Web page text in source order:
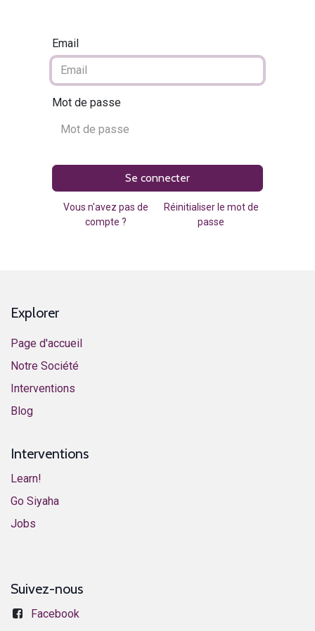
Email
Mot de passe
Se connecter
Vous n'avez pas de
compte ?
Réinitialiser le mot de
passe
Explorer
Page d'accueil
Notre Société
Interventions
​Blog​
Interventions
Learn!
​​​​​​G​o ​S​i​y​aha​
​​​​​​J​o​bs​​
Suivez-nous
Facebook